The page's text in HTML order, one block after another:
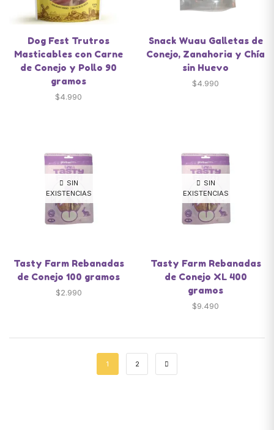
Dog Fest Trutros
Masticables con Carne
de Conejo y Pollo 90
gramos
$4.990
Snack Wuau Galletas de
Conejo, Zanahoria y Chía
sin Huevo
$4.990
SIN
EXISTENCIAS
Tasty Farm Rebanadas
de Conejo 100 gramos
$2.990
SIN
EXISTENCIAS
Tasty Farm Rebanadas
de Conejo XL 400
gramos
$9.490
1 2